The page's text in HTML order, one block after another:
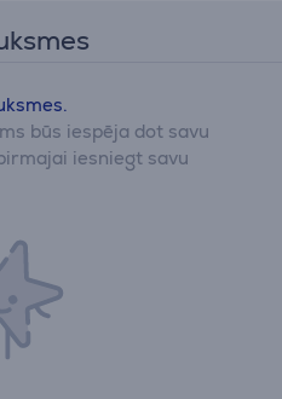
būs iespēja dot savu
iesniegt savu